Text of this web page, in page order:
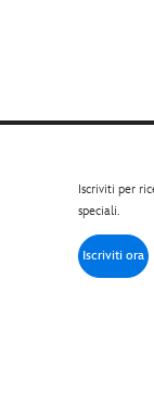
Iscriviti per
speciali.
Iscriviti ora